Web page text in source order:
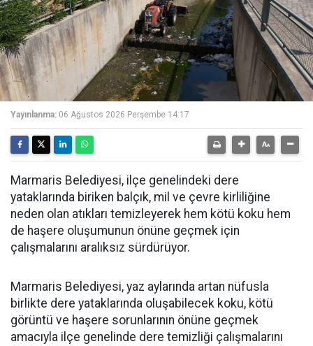
Yayınlanma: 06 Ağustos 2026 Perşembe 14:17
Marmaris Belediyesi, ilçe genelindeki dere
yataklarında biriken balçık, mil ve çevre kirliliğine
neden olan atıkları temizleyerek hem kötü koku hem
de haşere oluşumunun önüne geçmek için
çalışmalarını aralıksız sürdürüyor.
Marmaris Belediyesi, yaz aylarında artan nüfusla
birlikte dere yataklarında oluşabilecek koku, kötü
görüntü ve haşere sorunlarının önüne geçmek
amacıyla ilçe genelinde dere temizliği çalışmalarını